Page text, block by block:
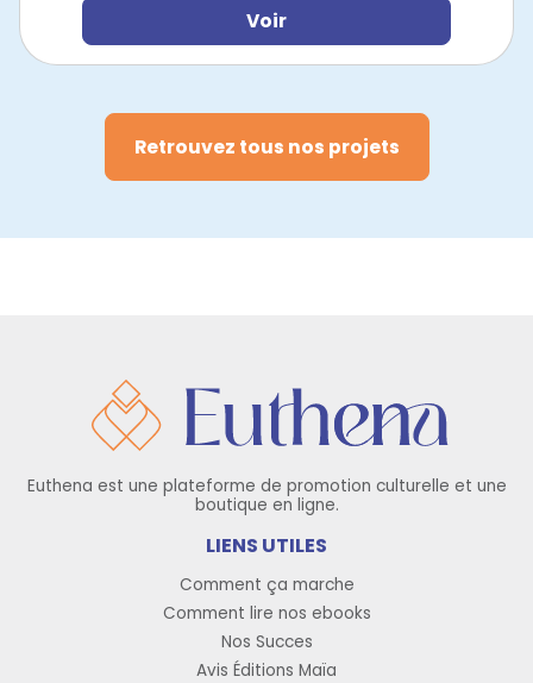
Voir
Retrouvez tous nos projets
Euthena est une plateforme de promotion culturelle et une
boutique en ligne.
LIENS UTILES
Comment ça marche
Comment lire nos ebooks
Nos Succes
Avis Éditions Maïa